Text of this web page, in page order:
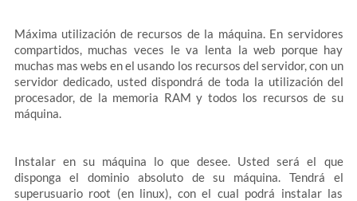
Máxima utilización de recursos de la máquina. En servidores
compartidos, muchas veces le va lenta la web porque hay
muchas mas webs en el usando los recursos del servidor, con un
servidor dedicado, usted dispondrá de toda la utilización del
procesador, de la memoria RAM y todos los recursos de su
máquina.
Instalar en su máquina lo que desee. Usted será el que
disponga el dominio absoluto de su máquina. Tendrá el
superusuario root (en linux), con el cual podrá instalar las